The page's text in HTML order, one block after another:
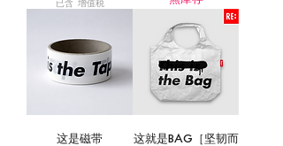
已含 增值税
这是磁带
这就是BAG［坚韧而